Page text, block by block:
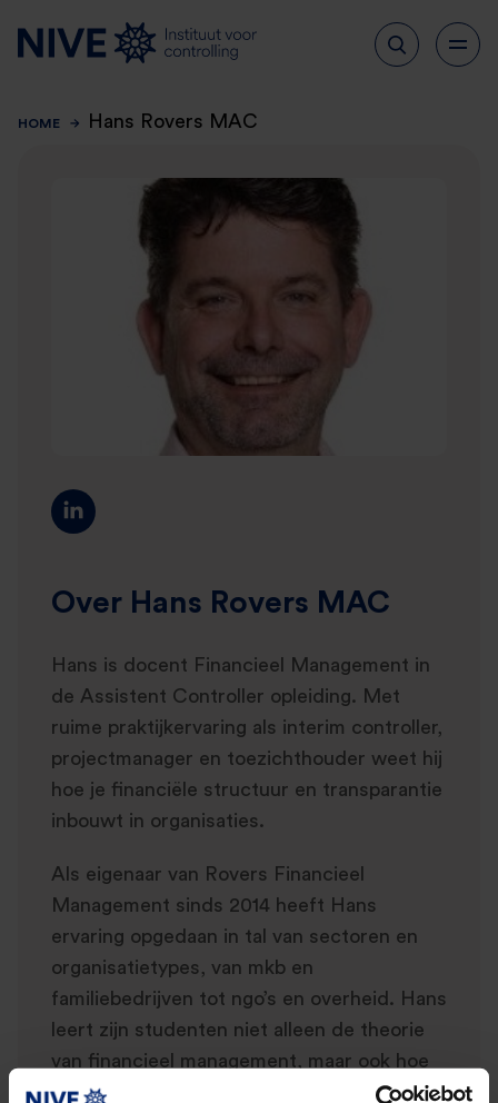
HOME Hans Rovers MAC
Over Hans Rovers MAC
Hans is docent Financieel Management in
de Assistent Controller opleiding. Met
ruime praktijkervaring als interim controller,
projectmanager en toezichthouder weet hij
hoe je financiële structuur en transparantie
inbouwt in organisaties.
Als eigenaar van Rovers Financieel
Management sinds 2014 heeft Hans
ervaring opgedaan in tal van sectoren en
organisatietypes, van mkb en
familiebedrijven tot ngo’s en overheid. Hans
leert zijn studenten niet alleen de theorie
van financieel management, maar ook hoe
je dat in de praktijk toepast: resultaten